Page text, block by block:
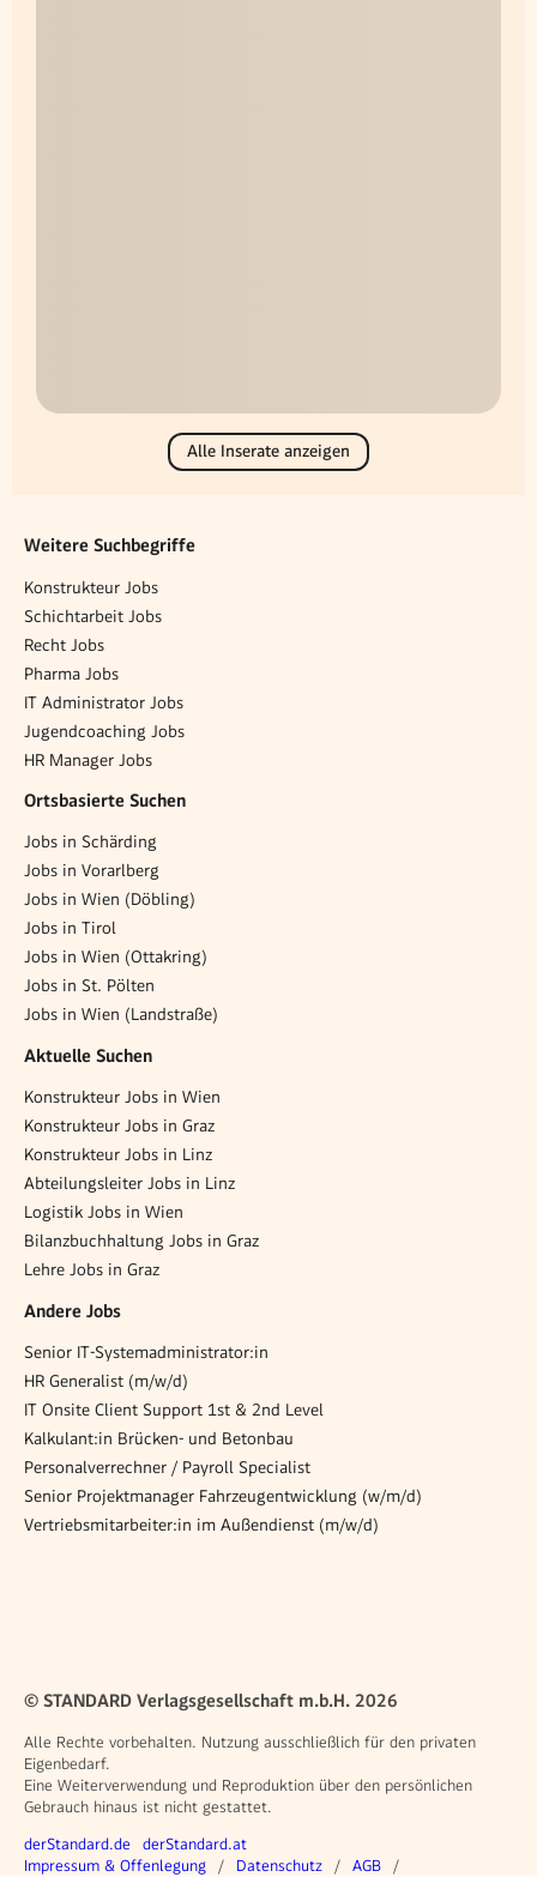
Alle Inserate anzeigen
Weitere Suchbegriffe
Konstrukteur Jobs
Schichtarbeit Jobs
Recht Jobs
Pharma Jobs
IT Administrator Jobs
Jugendcoaching Jobs
HR Manager Jobs
Ortsbasierte Suchen
Jobs in Schärding
Jobs in Vorarlberg
Jobs in Wien (Döbling)
Jobs in Tirol
Jobs in Wien (Ottakring)
Jobs in St. Pölten
Jobs in Wien (Landstraße)
Aktuelle Suchen
Konstrukteur Jobs in Wien
Konstrukteur Jobs in Graz
Konstrukteur Jobs in Linz
Abteilungsleiter Jobs in Linz
Logistik Jobs in Wien
Bilanzbuchhaltung Jobs in Graz
Lehre Jobs in Graz
Andere Jobs
Senior IT-Systemadministrator:in
HR Generalist (m/w/d)
IT Onsite Client Support 1st & 2nd Level
Kalkulant:in Brücken- und Betonbau
Personalverrechner / Payroll Specialist
Senior Projektmanager Fahrzeugentwicklung (w/m/d)
Vertriebsmitarbeiter:in im Außendienst (m/w/d)
© STANDARD Verlagsgesellschaft m.b.H. 2026
Alle Rechte vorbehalten. Nutzung ausschließlich für den privaten
Eigenbedarf.
Eine Weiterverwendung und Reproduktion über den persönlichen
Gebrauch hinaus ist nicht gestattet.
Weitere Angebote
derStandard.de derStandard.at
Rechtliches
Impressum & Offenlegung Datenschutz AGB